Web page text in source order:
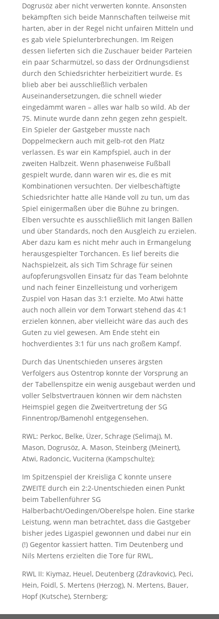
Dogrusöz aber nicht verwerten konnte. Ansonsten
bekämpften sich beide Mannschaften teilweise mit
harten, aber in der Regel nicht unfairen Mitteln und
es gab viele Spielunterbrechungen. Im Reigen
dessen lieferten sich die Zuschauer beider Parteien
ein paar Scharmützel, so dass der Ordnungsdienst
durch den Schiedsrichter herbeizitiert wurde. Es
blieb aber bei ausschließlich verbalen
Auseinandersetzungen, die schnell wieder
eingedämmt waren – alles war halb so wild. Ab der
75. Minute wurde dann zehn gegen zehn gespielt.
Ein Spieler der Gastgeber musste nach
Doppelmeckern auch mit gelb-rot den Platz
verlassen. Es war ein Kampfspiel, auch in der
zweiten Halbzeit. Wenn phasenweise Fußball
gespielt wurde, dann waren wir es, die es mit
Kombinationen versuchten. Der vielbeschäftigte
Schiedsrichter hatte alle Hände voll zu tun, um das
Spiel einigermaßen über die Bühne zu bringen.
Elben versuchte es ausschließlich mit langen Bällen
und über Standards, noch den Ausgleich zu erzielen.
Aber dazu kam es nicht mehr auch in Ermangelung
herausgespielter Torchancen. Es lief bereits die
Nachspielzeit, als sich Tim Schrage für seinen
aufopferungsvollen Einsatz für das Team belohnte
und nach feiner Einzelleistung und vorherigem
Zuspiel von Hasan das 3:1 erzielte. Mo Atwi hätte
auch noch allein vor dem Torwart stehend das 4:1
erzielen können, aber vielleicht wäre das auch des
Guten zu viel gewesen. Am Ende steht ein
hochverdientes 3:1 für uns nach großem Kampf.
Durch das Unentschieden unseres ärgsten
Verfolgers aus Ostentrop konnte der Vorsprung an
der Tabellenspitze ein wenig ausgebaut werden und
voller Selbstvertrauen können wir dem nächsten
Heimspiel gegen die Zweitvertretung der SG
Finnentrop/Bamenohl entgegensehen.
RWL: Perkoc, Belke, Üzer, Schrage (Selimaj), M.
Mason, Dogrusöz, A. Mason, Steinberg (Meinert),
Atwi, Radoncic, Vuciterna (Kampschulte);
Im Spitzenspiel der Kreisliga C konnte unsere
ZWEITE durch ein 2:2-Unentschieden einen Punkt
beim Tabellenführer SG
Halberbacht/Oedingen/Oberelspe holen. Eine starke
Leistung, wenn man betrachtet, dass die Gastgeber
bisher jedes Ligaspiel gewonnen und dabei nur ein
(!) Gegentor kassiert hatten. Tim Deutenberg und
Nils Mertens erzielten die Tore für RWL.
RWL II: Kiymaz, Heuel, Deutenberg (Zdravkovic), Peci,
Hein, Foidl, S. Mertens (Herzog), N. Mertens, Bauer,
Hopf (Kutsche), Sternberg;